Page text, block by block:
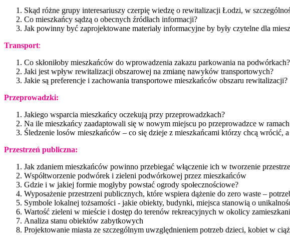
Skąd różne grupy interesariuszy czerpię wiedzę o rewitalizacji Łodzi, w
Co mieszkańcy sądzą o obecnych źródłach informacji?
Jak powinny być zaprojektowane materiały informacyjne by były czytelne dla
Transport:
Co skłoniłoby mieszkańców do wprowadzenia zakazu parkowania na podwórkach?
Jaki jest wpływ rewitalizacji obszarowej na zmianę nawyków transportowych?
Jakie są preferencje i zachowania transportowe mieszkańców obszaru rewitalizacji?
Przeprowadzki:
Jakiego wsparcia mieszkańcy oczekują przy przeprowadzkach?
Na ile mieszkańcy zaadaptowali się w nowym miejscu po przeprowadzce w
Śledzenie losów mieszkańców – co się dzieje z mieszkańcami którzy chcą wrócić,
Przestrzeń publiczna:
Jak zdaniem mieszkańców powinno przebiegać włączenie ich w tworzenie
Współtworzenie podwórek i zieleni podwórkowej przez mieszkańców
Gdzie i w jakiej formie mogłyby powstać ogrody społecznościowe?
Wyposażenie przestrzeni publicznych, które wspiera dążenie do zero waste –
Symbole lokalnej tożsamości - jakie obiekty, budynki, miejsca stanowią o
Wartość zieleni w mieście i dostęp do terenów rekreacyjnych w okolicy
Analiza stanu obiektów zabytkowych
Projektowanie miasta ze szczególnym uwzględnieniem potrzeb dzieci, kobiet w